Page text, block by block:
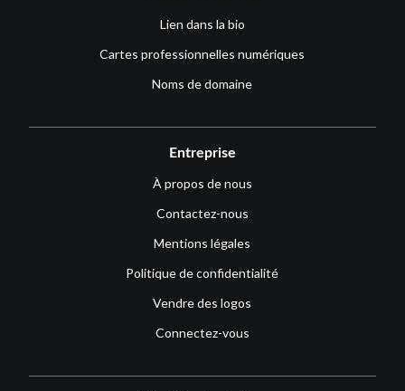
Lien dans la bio
Cartes professionnelles numériques
Noms de domaine
Entreprise
À propos de nous
Contactez-nous
Mentions légales
Politique de confidentialité
Vendre des logos
Connectez-vous